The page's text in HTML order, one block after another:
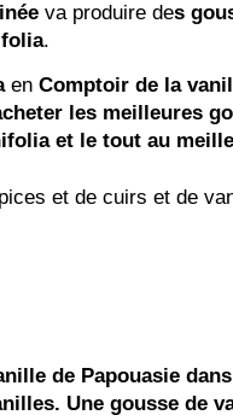
va produire des
.
en Comptoir de la
les meilleures
et le tout au
et de cuirs et de
de Papouasie
Une gousse de